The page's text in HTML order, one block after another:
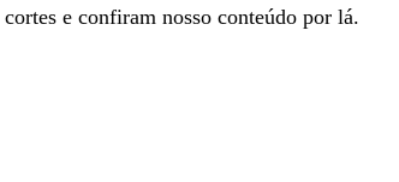
e confiram nosso conteúdo por lá.